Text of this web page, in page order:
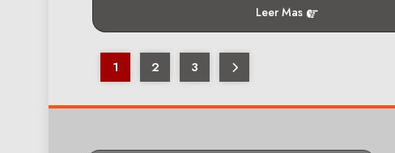
Leer Mas
1 2 3